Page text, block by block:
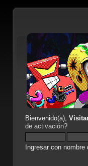
Bienvenido(a),
de activación?
Ingresar con